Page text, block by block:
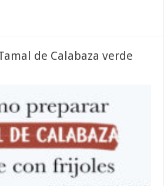
de Calabaza verde